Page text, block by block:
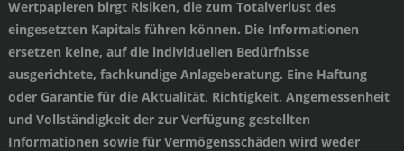
Wertpapieren birgt Risiken, die zum Totalverlust des
eingesetzten Kapitals führen können. Die Informationen
ersetzen keine, auf die individuellen Bedürfnisse
ausgerichtete, fachkundige Anlageberatung. Eine Haftung
oder Garantie für die Aktualität, Richtigkeit, Angemessenheit
und Vollständigkeit der zur Verfügung gestellten
Informationen sowie für Vermögensschäden wird weder